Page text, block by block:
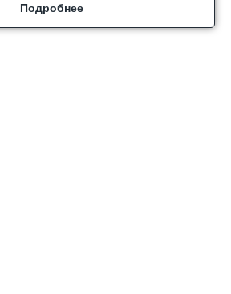
Подробнее